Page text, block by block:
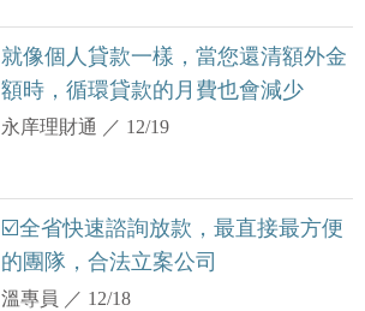
就像個人貸款一樣，當您還清額外金
額時，循環貸款的月費也會減少
永庠理財通 ／ 12/19
☑️全省快速諮詢放款，最直接最方便
的團隊，合法立案公司
溫專員 ／ 12/18